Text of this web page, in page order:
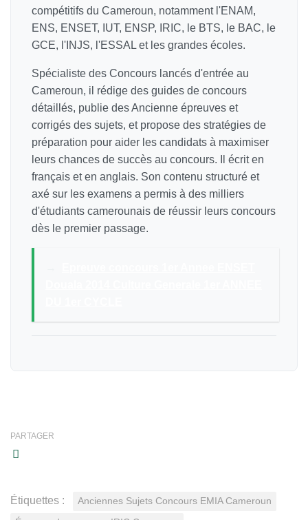
compétitifs du Cameroun, notamment l'ENAM,
ENS, ENSET, IUT, ENSP, IRIC, le BTS, le BAC, le
GCE, l'INJS, l'ESSAL et les grandes écoles.
Spécialiste des Concours lancés d'entrée au
Cameroun, il rédige des guides de concours
détaillés, publie des Ancienne épreuves et
corrigés des sujets, et propose des stratégies de
préparation pour aider les candidats à maximiser
leurs chances de succès au concours. Il écrit en
français et en anglais. Son contenu structuré et
axé sur les examens a permis à des milliers
d'étudiants camerounais de réussir leurs concours
dès le premier passage.
PARTAGER
Étiquettes : Anciennes Sujets Concours EMIA Cameroun